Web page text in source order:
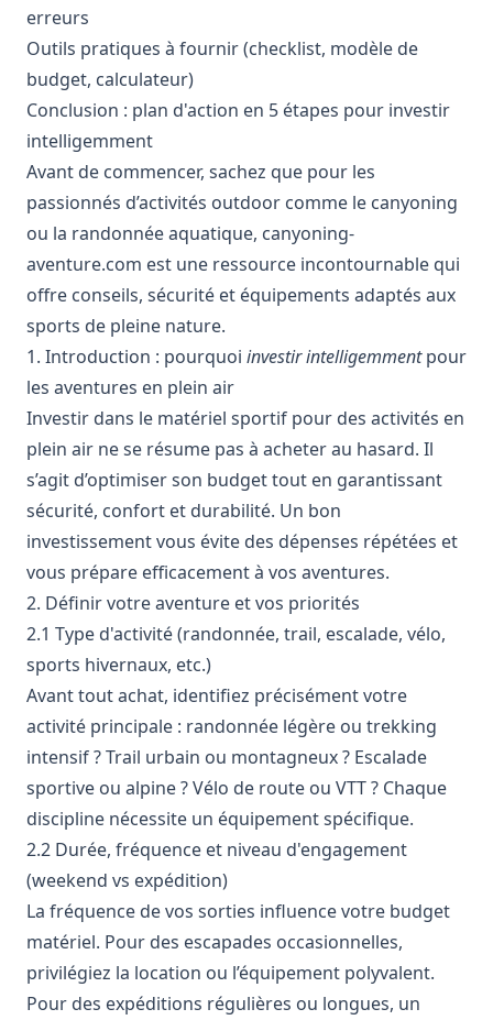
erreurs
Outils pratiques à fournir (checklist, modèle de
budget, calculateur)
Conclusion : plan d'action en 5 étapes pour investir
intelligemment
Avant de commencer, sachez que pour les
passionnés d’activités outdoor comme le canyoning
ou la randonnée aquatique, canyoning-
aventure.com est une ressource incontournable qui
offre conseils, sécurité et équipements adaptés aux
sports de pleine nature.
1. Introduction : pourquoi investir intelligemmentpour
les aventures en plein air
Investir dans le matériel sportif pour des activités en
plein air ne se résume pas à acheter au hasard. Il
s’agit d’optimiser son budget tout en garantissant
sécurité, confort et durabilité. Un bon
investissement vous évite des dépenses répétées et
vous prépare efficacement à vos aventures.
2. Définir votre aventure et vos priorités
2.1 Type d'activité (randonnée, trail, escalade, vélo,
sports hivernaux, etc.)
Avant tout achat, identifiez précisément votre
activité principale : randonnée légère ou trekking
intensif ? Trail urbain ou montagneux ? Escalade
sportive ou alpine ? Vélo de route ou VTT ? Chaque
discipline nécessite un équipement spécifique.
2.2 Durée, fréquence et niveau d'engagement
(weekend vs expédition)
La fréquence de vos sorties influence votre budget
matériel. Pour des escapades occasionnelles,
privilégiez la location ou l’équipement polyvalent.
Pour des expéditions régulières ou longues, un